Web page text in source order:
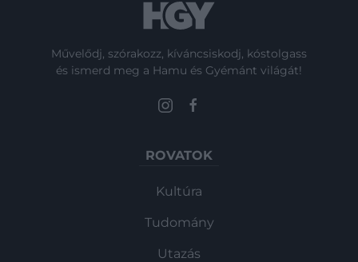
Művelődj, szórakozz, kíváncsiskodj, kóstolgass
és ismerd meg a Hamu és Gyémánt világát!
ROVATOK
Kultúra
Tudomány
Utazás